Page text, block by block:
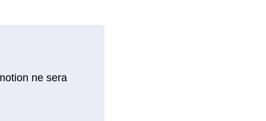
ne sera